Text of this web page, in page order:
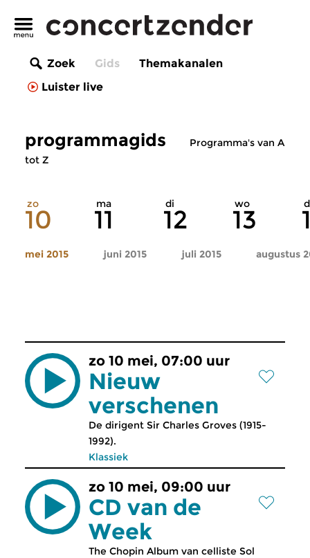
Zoek Gids
Themakanalen
Luister live
programmagids
Programma's van A
tot Z
zo
10
ma
11
di
12
wo
13
mei 2015 juni 2015 juli 2015 augustus
zo 10 mei, 07:00 uur
Nieuw
verschenen
De dirigent Sir Charles Groves (1915-
1992).
Klassiek
zo 10 mei, 09:00 uur
CD van de
Week
The Chopin Album van celliste Sol